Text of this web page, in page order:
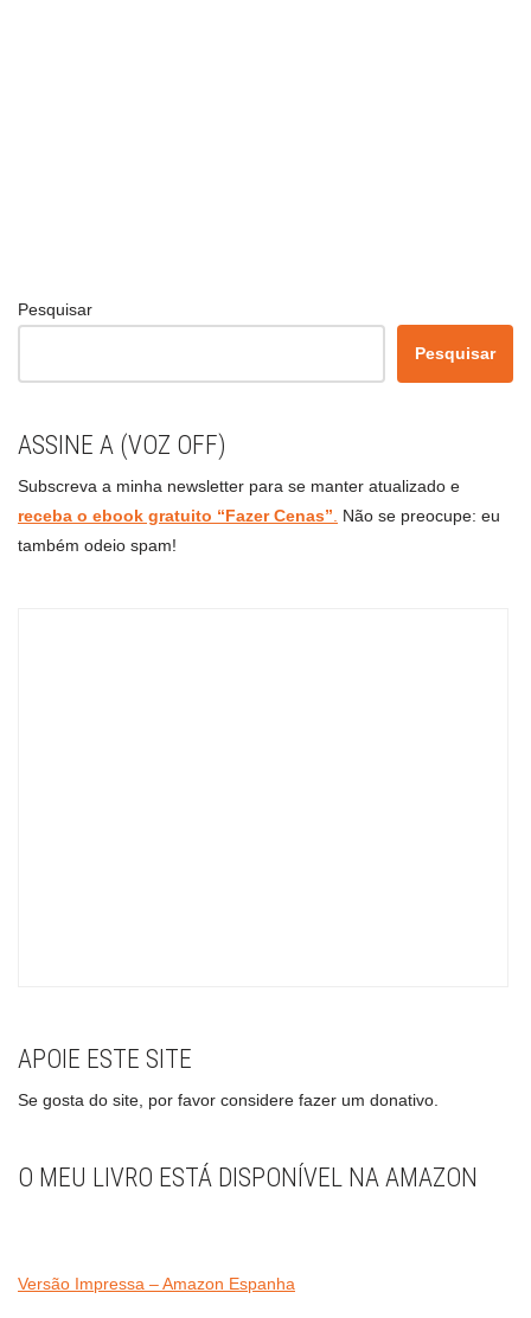
Pesquisar
Pesquisar
ASSINE A (VOZ OFF)
Subscreva a minha newsletter para se manter atualizado e
receba o ebook gratuito “Fazer Cenas”
Não se preocupe: eu
também odeio spam!
APOIE ESTE SITE
Se gosta do site, por favor considere fazer um donativo.
O MEU LIVRO ESTÁ DISPONÍVEL NA AMAZON
Versão Impressa – Amazon Espanha